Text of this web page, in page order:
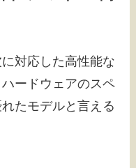
対応した高性能な
ードウェアのスペ
たモデルと言える